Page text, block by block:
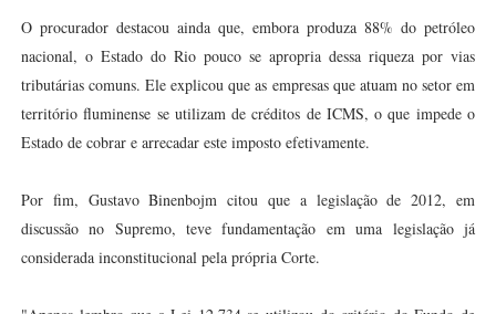
O procurador destacou ainda que, embora produza 88% do petróleo
nacional, o Estado do Rio pouco se apropria dessa riqueza por vias
tributárias comuns. Ele explicou que as empresas que atuam no setor em
território fluminense se utilizam de créditos de ICMS, o que impede o
Estado de cobrar e arrecadar este imposto efetivamente.
Por fim, Gustavo Binenbojm citou que a legislação de 2012, em
discussão no Supremo, teve fundamentação em uma legislação já
considerada inconstitucional pela própria Corte.